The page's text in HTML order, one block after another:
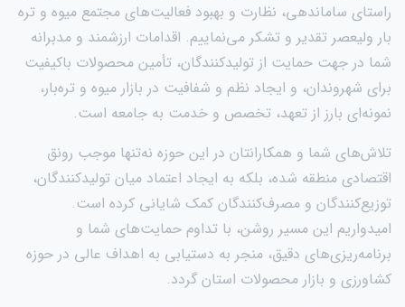
راستای ساماندهی، نظارت و بهبود فعالیت‌های مجتمع میوه و تره
بار ولیعصر تقدیر و تشکر می‌نماییم. اقدامات ارزشمند و مدبرانه
شما در جهت حمایت از تولیدکنندگان، تأمین محصولات باکیفیت
برای شهروندان، و ایجاد نظم و شفافیت در بازار میوه و تره‌بار،
نمونه‌ای بارز از تعهد، تخصص و خدمت به جامعه است.
تلاش‌های شما و همکارانتان در این حوزه نه‌تنها موجب رونق
اقتصادی منطقه شده، بلکه به ایجاد اعتماد میان تولیدکنندگان،
توزیع‌کنندگان و مصرف‌کنندگان کمک شایانی کرده است.
امیدواریم این مسیر روشن، با تداوم حمایت‌های شما و
برنامه‌ریزی‌های دقیق، منجر به دستیابی به اهداف عالی در حوزه
کشاورزی و بازار محصولات استان گردد.